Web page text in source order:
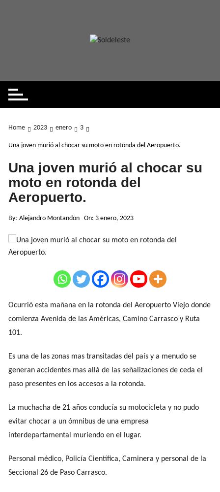
Home 2023 enero 3
Una joven murió al chocar su moto en rotonda del Aeropuerto.
Una joven murió al chocar su
moto en rotonda del
Aeropuerto.
By: Alejandro Montandon On: 3 enero, 2023
Ocurrió esta mañana en la rotonda del Aeropuerto Viejo donde
comienza Avenida de las Américas, Camino Carrasco y Ruta
101.
Es una de las zonas mas transitadas del país y a menudo se
generan accidentes mas allá de las señalizaciones de ceda el
paso presentes en los accesos a la rotonda.
La muchacha de 21 años conducía su motocicleta y no pudo
evitar chocar a un ómnibus de una empresa
interdepartamental muriendo en el lugar.
Personal médico, Policía Científica, Caminera y personal de la
Seccional 26 de Paso Carrasco.